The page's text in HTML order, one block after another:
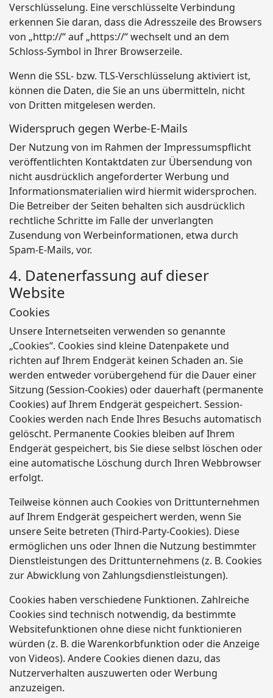
Verschlüsselung. Eine verschlüsselte Verbindung
erkennen Sie daran, dass die Adresszeile des Browsers
von „http://“ auf „https://“ wechselt und an dem
Schloss-Symbol in Ihrer Browserzeile.
Wenn die SSL- bzw. TLS-Verschlüsselung aktiviert ist,
können die Daten, die Sie an uns übermitteln, nicht
von Dritten mitgelesen werden.
Widerspruch gegen Werbe-E-Mails
Der Nutzung von im Rahmen der Impressumspflicht
veröffentlichten Kontaktdaten zur Übersendung von
nicht ausdrücklich angeforderter Werbung und
Informationsmaterialien wird hiermit widersprochen.
Die Betreiber der Seiten behalten sich ausdrücklich
rechtliche Schritte im Falle der unverlangten
Zusendung von Werbeinformationen, etwa durch
Spam-E-Mails, vor.
4. Datenerfassung auf dieser
Website
Cookies
Unsere Internetseiten verwenden so genannte
„Cookies“. Cookies sind kleine Datenpakete und
richten auf Ihrem Endgerät keinen Schaden an. Sie
werden entweder vorübergehend für die Dauer einer
Sitzung (Session-Cookies) oder dauerhaft (permanente
Cookies) auf Ihrem Endgerät gespeichert. Session-
Cookies werden nach Ende Ihres Besuchs automatisch
gelöscht. Permanente Cookies bleiben auf Ihrem
Endgerät gespeichert, bis Sie diese selbst löschen oder
eine automatische Löschung durch Ihren Webbrowser
erfolgt.
Teilweise können auch Cookies von Drittunternehmen
auf Ihrem Endgerät gespeichert werden, wenn Sie
unsere Seite betreten (Third-Party-Cookies). Diese
ermöglichen uns oder Ihnen die Nutzung bestimmter
Dienstleistungen des Drittunternehmens (z. B. Cookies
zur Abwicklung von Zahlungsdienstleistungen).
Cookies haben verschiedene Funktionen. Zahlreiche
Cookies sind technisch notwendig, da bestimmte
Websitefunktionen ohne diese nicht funktionieren
würden (z. B. die Warenkorbfunktion oder die Anzeige
von Videos). Andere Cookies dienen dazu, das
Nutzerverhalten auszuwerten oder Werbung
anzuzeigen.